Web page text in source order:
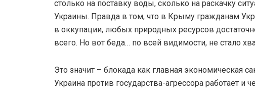
столько на поставку воды, сколько на раскачку
Украины. Правда в том, что в Крыму гражданам
в оккупации, любых природных ресурсов
всего. Но вот беда… по всей видимости, не стало
Это значит – блокада как главная экономическая
Украина против государства-агрессора работает и